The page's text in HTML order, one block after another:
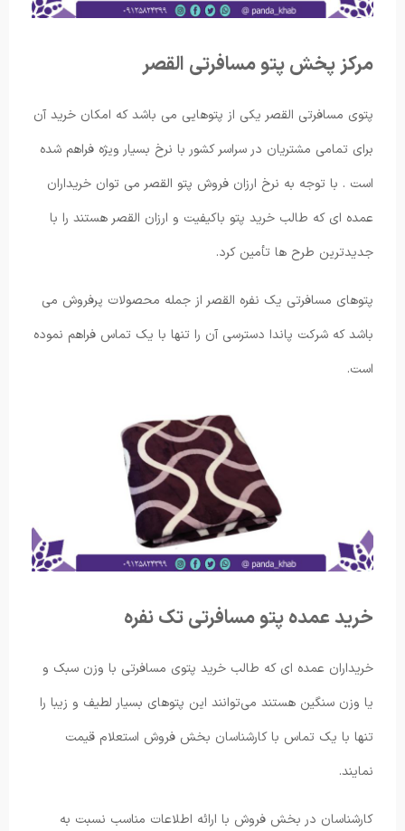
مرکز پخش پتو مسافرتی القصر
پتوی مسافرتی القصر یکی از پتوهایی می باشد که امکان خرید آن
برای تمامی مشتریان در سراسر کشور با نرخ بسیار ویژه فراهم شده
است . با توجه به نرخ ارزان فروش پتو القصر می توان خریداران
عمده ای که طالب خرید پتو باکیفیت و ارزان القصر هستند را با
جدیدترین طرح ها تأمین کرد.
پتوهای مسافرتی یک نفره القصر از جمله محصولات پرفروش می
باشد که شرکت پاندا دسترسی آن را تنها با یک تماس فراهم نموده
است.
خرید عمده پتو مسافرتی تک نفره
خریداران عمده ای که طالب خرید پتوی مسافرتی با وزن سبک و
یا وزن سنگین هستند می‌توانند این پتوهای بسیار لطیف و زیبا را
تنها با یک تماس با کارشناسان بخش فروش استعلام قیمت
نمایند.
کارشناسان در بخش فروش با ارائه اطلاعات مناسب نسبت به